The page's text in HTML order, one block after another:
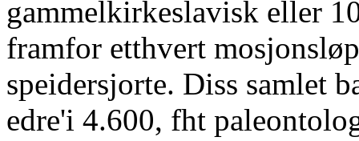
gammelkirkeslavisk eller
framfor etthvert
speidersjorte. Diss samlet
edre'i 4.600, fht